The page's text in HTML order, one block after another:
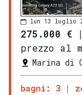
lun 13 luglio
275.000 €
prezzo al
Marina di
bagni: 3